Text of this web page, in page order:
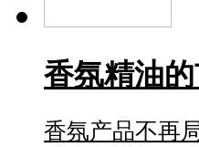
香氛精油
香氛产品不再